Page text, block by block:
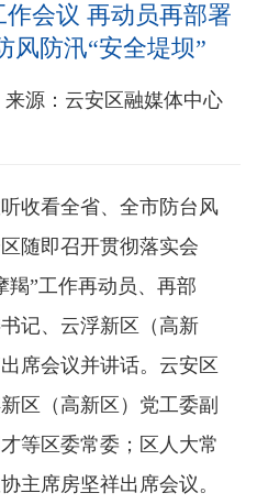
会议 再动员再部署
风防汛“安全堤坝”
来源：云安区融媒体中心
看全省、全市防台风
随即召开贯彻落实会
羯”工作再动员、再部
记、云浮新区（高新
席会议并讲话。云安区
区（高新区）党工委副
等区委常委；区人大常
主席房坚祥出席会议。